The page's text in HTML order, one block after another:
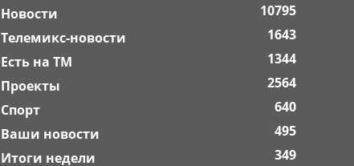
Новости
10795
Телемикс-новости
1643
Есть на ТМ
1344
Проекты
2564
Спорт
640
Ваши новости
495
Итоги недели
349